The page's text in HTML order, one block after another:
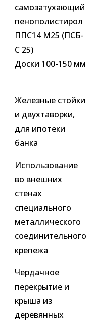
самозатухающий
пенополистирол
ППС14 М25 (ПСБ-
С 25)
Доски 100-150 мм
Железные стойки
и двухтаворки,
для ипотеки
банка
Использование
во внешних
стенах
специального
металлического
соединительного
крепежа
Чердачное
перекрытие и
крыша из
деревянных